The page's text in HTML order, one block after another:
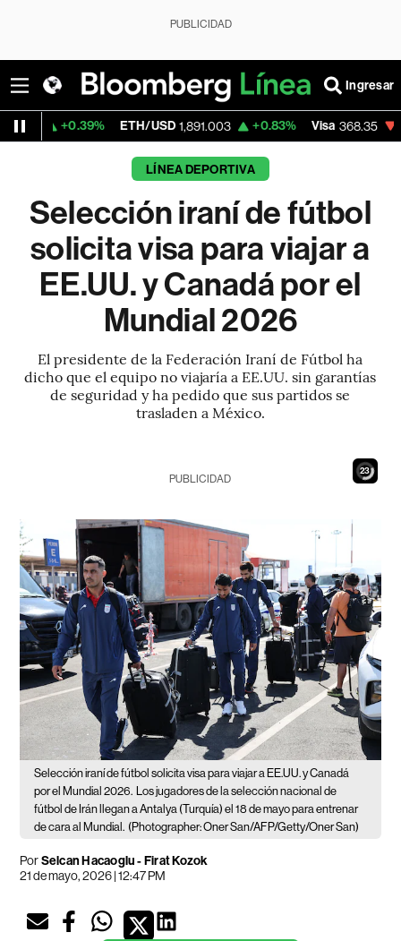
PUBLICIDAD
Ingresar
ETH/USD 1,891.003 +0.83% Visa 368.35 -0.34%
LÍNEA DEPORTIVA
Selección iraní de fútbol
solicita visa para viajar a
EE.UU. y Canadá por el
Mundial 2026
El presidente de la Federación Iraní de Fútbol ha
dicho que el equipo no viajaría a EE.UU. sin garantías
de seguridad y ha pedido que sus partidos se
trasladen a México.
22
PUBLICIDAD
Selección iraní de fútbol solicita visa para viajar a EE.UU. y Canadá
por el Mundial 2026.
Los jugadores de la selección nacional de
fútbol de Irán llegan a Antalya (Turquía) el 18 de mayo para entrenar
de cara al Mundial. (Photographer: Oner San/AFP/Getty/Oner San)
PorSelcan Hacaoglu - Firat Kozok
21 de mayo, 2026 | 12:47 PM